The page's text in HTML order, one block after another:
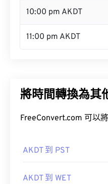
10:00 pm AKDT
11:00 pm AKDT
將時間轉換為其
FreeConvert.com 可以
AKDT 到 PST
AKDT 到 WET